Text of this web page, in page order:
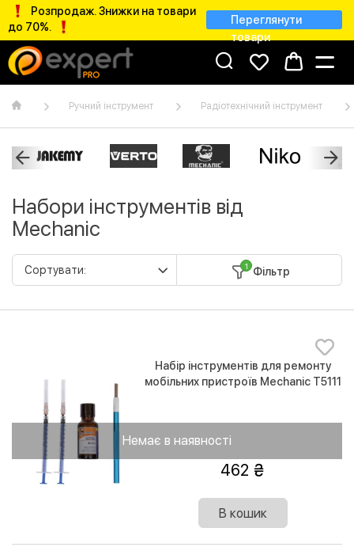
Розпродаж. Знижки на товари
до 70%.
Переглянути
товари
Ручний інструмент Радіотехнічний інструмент
Набори інструментів від
Mechanic
1 Фільтр
Немає в наявності
Набір інструментів для ремонту
мобільних пристроїв Mechanic T5111
462
В кошик